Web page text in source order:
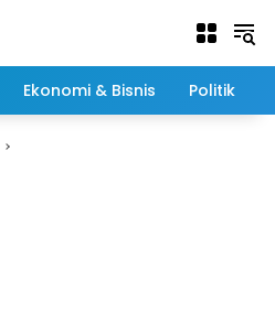
Ekonomi & Bisnis Politik